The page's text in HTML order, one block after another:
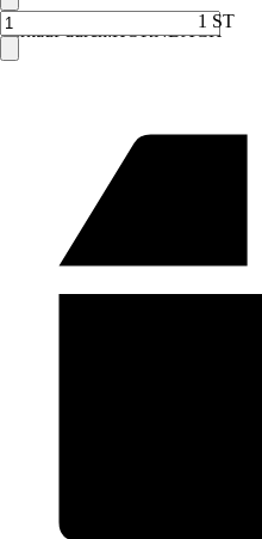
Verkauf durch:HORNBACH
1 ST